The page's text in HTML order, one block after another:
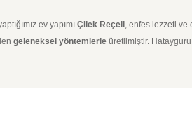
ev yapımı Çilek Reçeli, enfes lezzeti ve
geleneksel yöntemlerle üretilmiştir.